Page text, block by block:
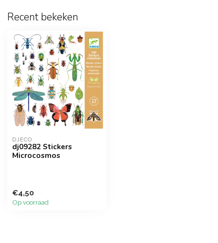
Recent bekeken
DJECO
dj09282 Stickers
Microcosmos
€4,50
Op voorraad